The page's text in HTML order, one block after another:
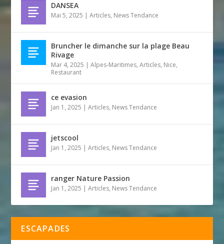
DANSEA
Mai 5, 2025 |Articles, News Tendance
Bruncher le dimanche sur la plage Beau
Rivage
Mar 4, 2025 |Alpes-Maritimes,Articles, Nice,
Restaurant
ce evasion
Jan 1, 2025 |Articles, News Tendance
jetscool
Jan 1, 2025 |Articles, News Tendance
ranger Nature Passion
Jan 1, 2025 |Articles, News Tendance
ESCAPADES